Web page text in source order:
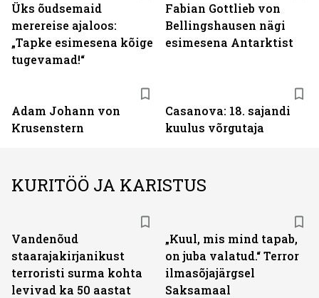
Üks õudsemaid
merereise ajaloos:
„Tapke esimesena kõige
tugevamad!“
Fabian Gottlieb von
Bellingshausen nägi
esimesena Antarktist
Adam Johann von
Krusenstern
Casanova: 18. sajandi
kuulus võrgutaja
KURITÖÖ JA KARISTUS
Vandenõud
staarajakirjanikust
terroristi surma kohta
levivad ka 50 aastat
„Kuul, mis mind tapab,
on juba valatud.“ Terror
ilmasõjajärgsel
Saksamaal